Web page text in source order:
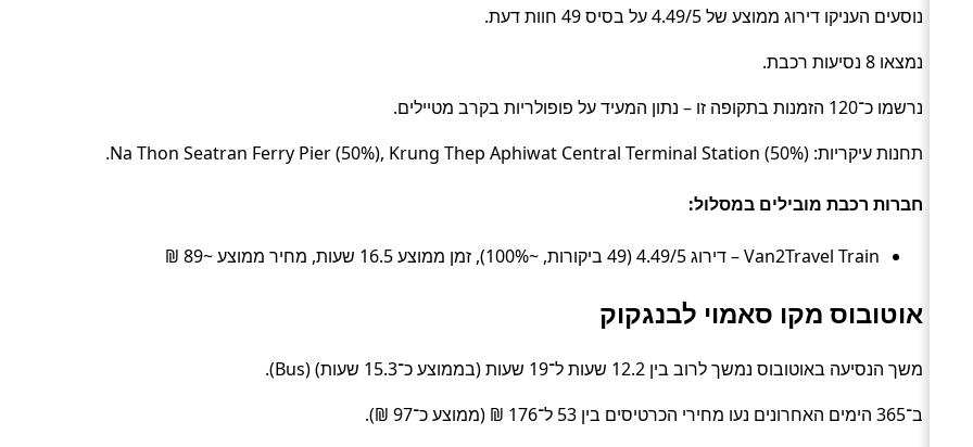
נוסעים העניקו דירוג ממוצע של 4.49/5 על בסיס 49 חוות דעת.
נמצאו 8 נסיעות רכבת.
נרשמו כ־120 הזמנות בתקופה זו – נתון המעיד על פופולריות בקרב מטיילים.
תחנות עיקריות: Na Thon Seatran Ferry Pier (50%), Krung Thep Aphiwat Central Terminal Station (50%).
חברות רכבת מובילים במסלול:
Van2Travel Train – דירוג 4.49/5 (49 ביקורות, ~100%), זמן ממוצע 16.5 שעות, מחיר ממוצע ~89 ₪
אוטובוס מקו סאמוי לבנגקוק
משך הנסיעה באוטובוס נמשך לרוב בין 12.2 שעות ל־19 שעות (בממוצע כ־15.3 שעות) (Bus).
ב־365 הימים האחרונים נעו מחירי הכרטיסים בין 53 ל־176 ₪ (ממוצע כ־97 ₪).